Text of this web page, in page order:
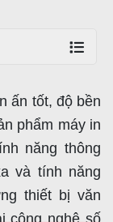
ấn tốt, độ bền
phẩm máy in
năng thông
và tính năng
thiết bị văn
công nghệ số